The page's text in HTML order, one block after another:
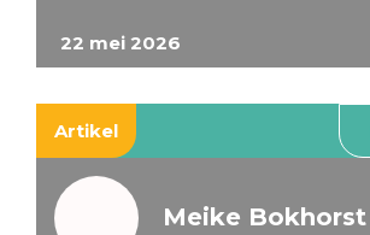
22 mei 2026
Artikel
Meike Bokhorst